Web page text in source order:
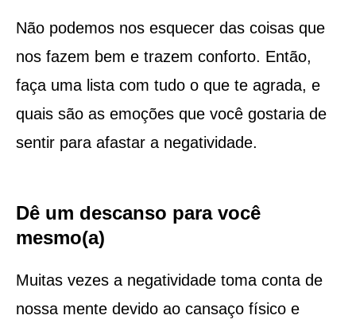
Não podemos nos esquecer das coisas que
nos fazem bem e trazem conforto. Então,
faça uma lista com tudo o que te agrada, e
quais são as emoções que você gostaria de
sentir para afastar a negatividade.
Dê um descanso para você
mesmo(a)
Muitas vezes a negatividade toma conta de
nossa mente devido ao cansaço físico e